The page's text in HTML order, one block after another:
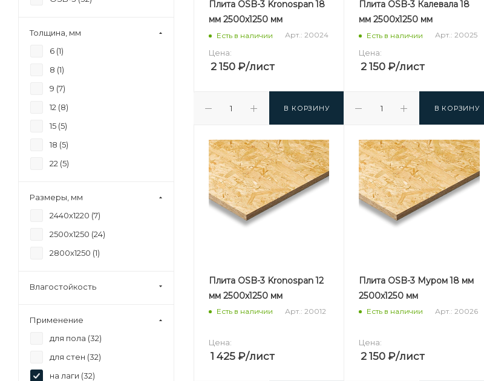
Плита OSB-3 Kronospan 18
мм 2500х1250 мм
Есть в наличии Арт.: 20024
Цена:
2 150 ₽/лист
В КОРЗИНУ
Плита OSB-3 Калевала 18
мм 2500х1250 мм
Есть в наличии Арт.: 20025
Цена:
2 150 ₽/лист
В КОРЗИНУ
Плита OSB-3 Kronospan 12
мм 2500х1250 мм
Есть в наличии Арт.: 20012
Цена:
1 425 ₽/лист
Плита OSB-3 Муром 18 мм
2500х1250 мм
Есть в наличии Арт.: 20026
Цена:
2 150 ₽/лист
Толщина, мм
6 (1)
8 (1)
9 (7)
12 (8)
15 (5)
18 (5)
22 (5)
Размеры, мм
2440х1220 (7)
2500х1250 (24)
2800х1250 (1)
Влагостойкость
Применение
для пола (32)
для стен (32)
на лаги (32)